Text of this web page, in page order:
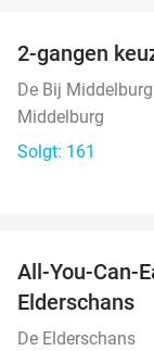
2-gangen
De Bij Middelburg
Middelburg
Solgt: 161
All-You-Can-
Elderschans
De Elderschans